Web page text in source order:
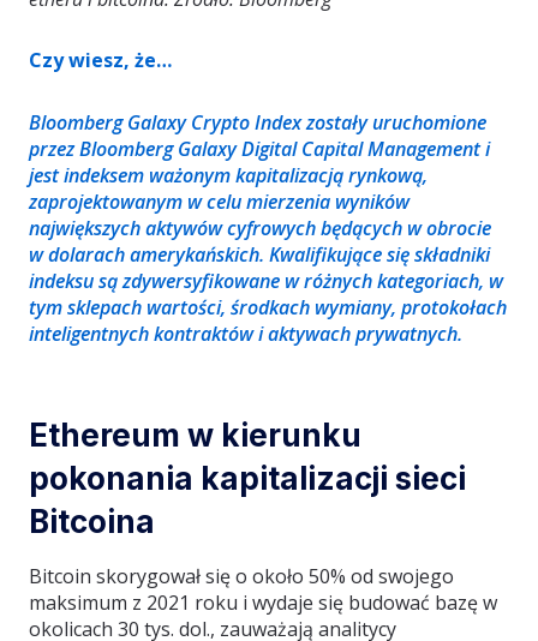
Czy wiesz, że…
Bloomberg Galaxy Crypto Index zostały uruchomione
przez Bloomberg Galaxy Digital Capital Management i
jest indeksem ważonym kapitalizacją rynkową,
zaprojektowanym w celu mierzenia wyników
największych aktywów cyfrowych będących w obrocie
w dolarach amerykańskich. Kwalifikujące się składniki
indeksu są zdywersyfikowane w różnych kategoriach, w
tym sklepach wartości, środkach wymiany, protokołach
inteligentnych kontraktów i aktywach prywatnych.
Ethereum w kierunku
pokonania kapitalizacji sieci
Bitcoina
Bitcoin skorygował się o około 50% od swojego
maksimum z 2021 roku i wydaje się budować bazę w
okolicach 30 tys. dol., zauważają analitycy